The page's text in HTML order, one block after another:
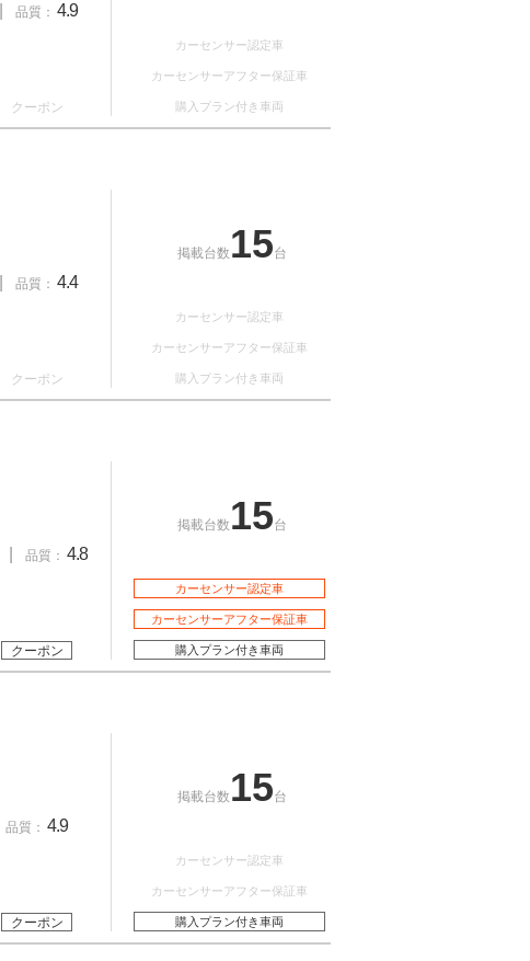
品質： 4.9
クーポン
カーセンサー認定車
カーセンサーアフター保証車
購入プラン付き車両
品質： 4.4
クーポン
掲載台数 15台
カーセンサー認定車
カーセンサーアフター保証車
購入プラン付き車両
品質： 4.8
クーポン
掲載台数 15台
カーセンサー認定車
カーセンサーアフター保証車
購入プラン付き車両
品質： 4.9
クーポン
掲載台数 15台
カーセンサー認定車
カーセンサーアフター保証車
購入プラン付き車両